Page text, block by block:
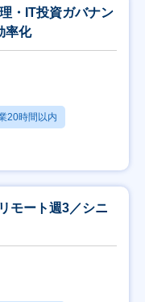
・IT投資ガバナン
率化
20時間以内
モート週3／シニ